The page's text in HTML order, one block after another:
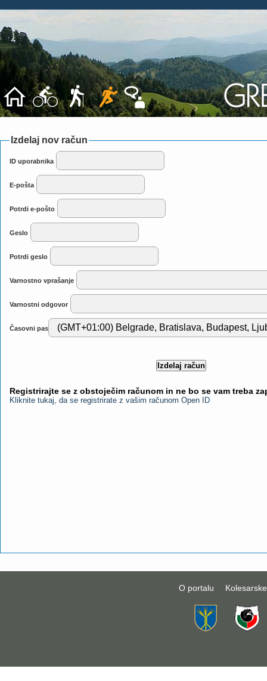
Izdelaj nov račun
ID uporabnika
E-pošta
Potrdi e-pošto
Geslo
Potrdi geslo
Varnostno vprašanje
Varnostni odgovor
Časovni pas
Registrirajte se z obstoječim računom in ne bo se vam treba
Kliknite tukaj, da se registrirate z vašim računom Open ID
O portalu